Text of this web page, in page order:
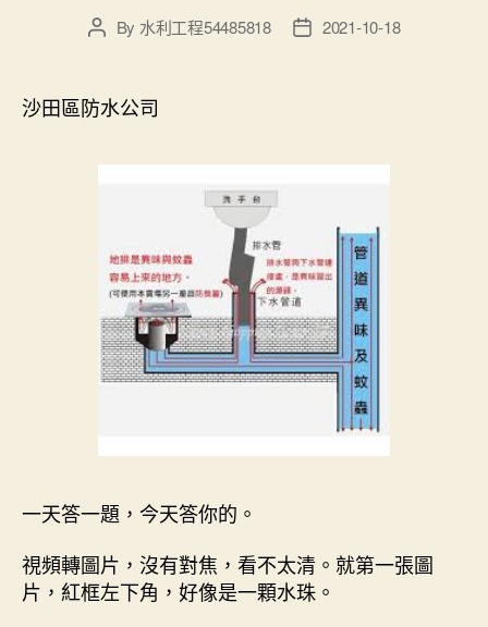
PostBy 水利工程54485818
Post2021-10-18
沙田區防水公司
一天答一題，今天答你的。
視頻轉圖片，沒有對焦，看不太清。就第一張圖
片，紅框左下角，好像是一顆水珠。